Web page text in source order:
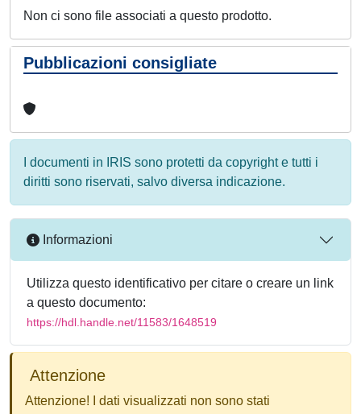
Non ci sono file associati a questo prodotto.
Pubblicazioni consigliate
I documenti in IRIS sono protetti da copyright e tutti i
diritti sono riservati, salvo diversa indicazione.
Informazioni
Utilizza questo identificativo per citare o creare un link
a questo documento:
https://hdl.handle.net/11583/1648519
Attenzione
Attenzione! I dati visualizzati non sono stati